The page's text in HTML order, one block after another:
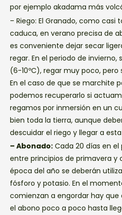
por ejemplo akadama más
– Riego: El Granado, como casi
caduca, en verano precisa de
es conveniente dejar secar
regar. En el periodo de
(6-10ºC), regar muy poco, pero
En el caso de que se marchite
podemos recuperarlo si
regamos por inmersión en un
bien toda la tierra, aunque
descuidar el riego y llegar a
– Abonado: Cada 20 días en
entre principios de primavera y
época del año se deberán
fósforo y potasio. En el
comienzan a engordar hay
el abono poco a poco hasta